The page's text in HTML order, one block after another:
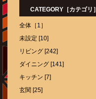
CATEGORY［カテゴリ］
全体［1］
未設定 [10]
リビング [242]
ダイニング [141]
キッチン [7]
玄関 [25]